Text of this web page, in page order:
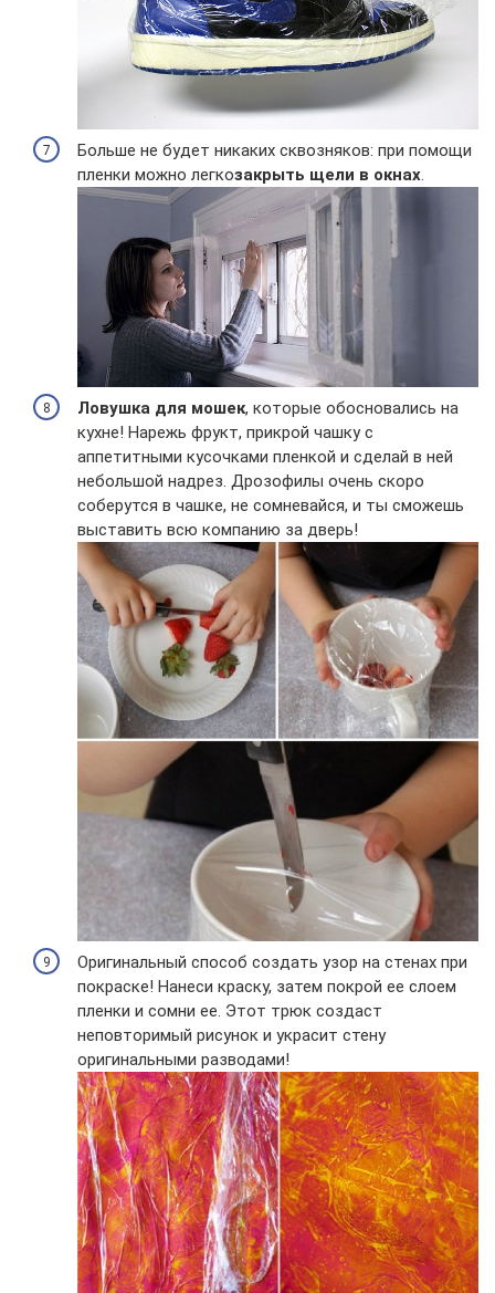
Больше не будет никаких сквозняков: при помощи
пленки можно легкозакрыть щели в окнах
Ловушка для мошек, которые обосновались на
кухне! Нарежь фрукт, прикрой чашку с
аппетитными кусочками пленкой и сделай в ней
небольшой надрез. Дрозофилы очень скоро
соберутся в чашке, не сомневайся, и ты сможешь
выставить всю компанию за дверь!
Оригинальный способ создать узор на стенах при
покраске! Нанеси краску, затем покрой ее слоем
пленки и сомни ее. Этот трюк создаст
неповторимый рисунок и украсит стену
оригинальными разводами!